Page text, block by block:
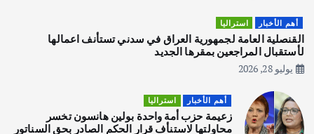
3
يوليو 30, 2026
المقبل
أهم الأخبار استراليا
القنصلية العامة لجمهورية العراق في سدني تستأنف اعمالها
لأستقبال المراجعين بمقرها الجديد
يوليو 28, 2026
أهم الأخبار استراليا
زعيمة حزب أمة واحدة بولين هانسون تخسر
محاولتها لاستنأف قرار الحكم الصادر بحق السناتور